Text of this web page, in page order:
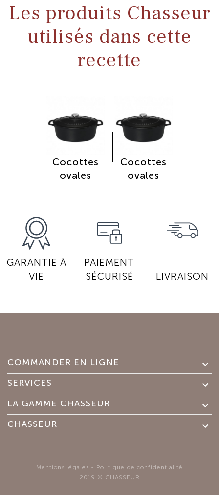
Les produits Chasseur
utilisés dans cette
recette
Cocottes
ovales
Cocottes
ovales
GARANTIE À
VIE
PAIEMENT
SÉCURISÉ
LIVRAISON
COMMANDER EN LIGNE 
SERVICES 
LA GAMME CHASSEUR 
CHASSEUR 
Mentions légales - Politique de confidentialité
2019 © CHASSEUR